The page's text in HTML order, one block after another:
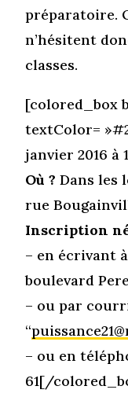
préparatoire.
n’hésitent
classes.
[colored_box
textColor=
janvier 2016 à
Où ? Dans les
rue
Inscription
– en écrivant
boulevard
– ou par
“
– ou en
61[/